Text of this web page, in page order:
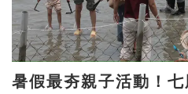
暑假最夯親子活動！七